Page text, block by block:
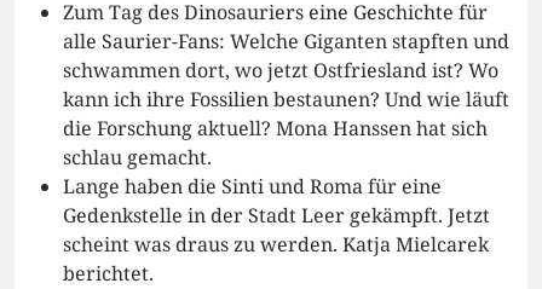
Zum Tag des Dinosauriers eine Geschichte für
alle Saurier-Fans: Welche Giganten stapften und
schwammen dort, wo jetzt Ostfriesland ist? Wo
kann ich ihre Fossilien bestaunen? Und wie läuft
die Forschung aktuell? Mona Hanssen hat sich
schlau gemacht.
Lange haben die Sinti und Roma für eine
Gedenkstelle in der Stadt Leer gekämpft. Jetzt
scheint was draus zu werden. Katja Mielcarek
berichtet.